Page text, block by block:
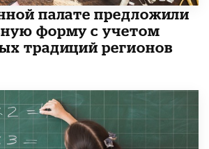
палате предложили
форму с учетом
традиций регионов